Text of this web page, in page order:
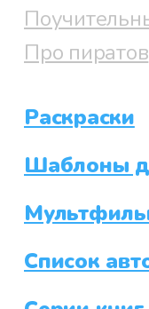
Про пиратов
Раскраски
Шаблоны
Список